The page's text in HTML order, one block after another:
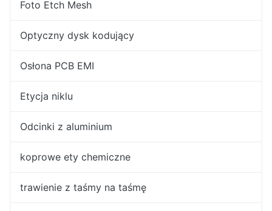
Foto Etch Mesh
Optyczny dysk kodujący
Osłona PCB EMI
Etycja niklu
Odcinki z aluminium
koprowe ety chemiczne
trawienie z taśmy na taśmę